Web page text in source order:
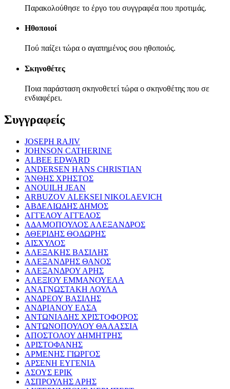
Παρακολούθησε το έργο του συγγραφέα που προτιμάς.
Ηθοποιοί
Πού παίζει τώρα ο αγαπημένος σου ηθοποιός.
Σκηνοθέτες
Ποια παράσταση σκηνοθετεί τώρα ο σκηνοθέτης που σε
ενδιαφέρει.
Συγγραφείς
JOSEPH RAJIV
JOHNSON CATHERINE
ALBEE EDWARD
ANDERSEN HANS CHRISTIAN
ΆΝΘΗΣ ΧΡΗΣΤΟΣ
ANOUILH JEAN
ARBUZOV ALEKSEI NIKOLAEVICH
ΑΒΔΕΛΙΩΔΗΣ ΔΗΜΟΣ
ΑΓΓΕΛΟΥ ΑΓΓΕΛΟΣ
ΑΔΑΜΟΠΟΥΛΟΣ ΑΛΕΞΑΝΔΡΟΣ
ΑΘΕΡΙΔΗΣ ΘΟΔΩΡΗΣ
ΑΙΣΧΥΛΟΣ
ΑΛΕΞΑΚΗΣ ΒΑΣΙΛΗΣ
ΑΛΕΞΑΝΔΡΗΣ ΘΑΝΟΣ
ΑΛΕΞΑΝΔΡΟΥ ΑΡΗΣ
ΑΛΕΞΙΟΥ ΕΜΜΑΝΟΥΕΛΑ
ΑΝΑΓΝΩΣΤΑΚΗ ΛΟΥΛΑ
ΑΝΔΡΕΟΥ ΒΑΣΙΛΗΣ
ΑΝΔΡΙΑΝΟΥ ΕΛΣΑ
ΑΝΤΩΝΙΑΔΗΣ ΧΡΙΣΤΟΦΟΡΟΣ
ΑΝΤΩΝΟΠΟΥΛΟΥ ΘΑΛΑΣΣΙΑ
ΑΠΟΣΤΟΛΟΥ ΔΗΜΗΤΡΗΣ
ΑΡΙΣΤΟΦΑΝΗΣ
ΑΡΜΕΝΗΣ ΓΙΩΡΓΟΣ
ΑΡΣΕΝΗ ΕΥΓΕΝΙΑ
ΑΣΟΥΣ ΕΡΙΚ
ΑΣΠΡΟΥΛΗΣ ΑΡΗΣ